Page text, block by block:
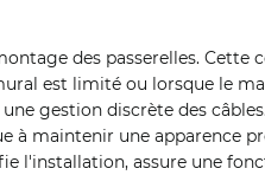
des passerelles. Cette
est limité ou lorsque le
gestion discrète des
à maintenir une apparence
l'installation, assure une